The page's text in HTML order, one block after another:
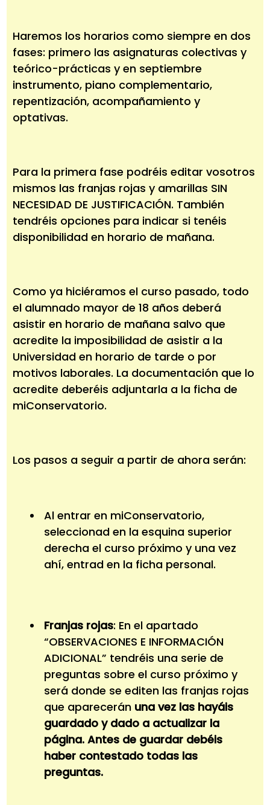
Haremos los horarios como siempre en dos
fases: primero las asignaturas colectivas y
teórico-prácticas y en septiembre
instrumento, piano complementario,
repentización, acompañamiento y
optativas.
Para la primera fase podréis editar vosotros
mismos las franjas rojas y amarillas SIN
NECESIDAD DE JUSTIFICACIÓN. También
tendréis opciones para indicar si tenéis
disponibilidad en horario de mañana.
Como ya hiciéramos el curso pasado, todo
el alumnado mayor de 18 años deberá
asistir en horario de mañana salvo que
acredite la imposibilidad de asistir a la
Universidad en horario de tarde o por
motivos laborales. La documentación que lo
acredite deberéis adjuntarla a la ficha de
miConservatorio.
Los pasos a seguir a partir de ahora serán:
Al entrar en miConservatorio,
seleccionad en la esquina superior
derecha el curso próximo y una vez
ahí, entrad en la ficha personal.
Franjas rojas: En el apartado
“OBSERVACIONES E INFORMACIÓN
ADICIONAL” tendréis una serie de
preguntas sobre el curso próximo y
será donde se editen las franjas rojas
que aparecerán una vez las hayáis
guardado y dado a actualizar la
página. Antes de guardar debéis
haber contestado todas las
preguntas.